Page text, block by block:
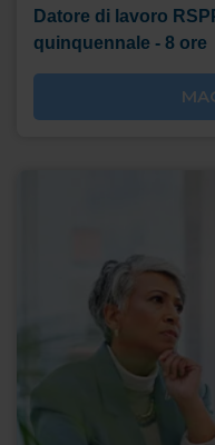
Datore di lavoro
quinquennale - 8 ore